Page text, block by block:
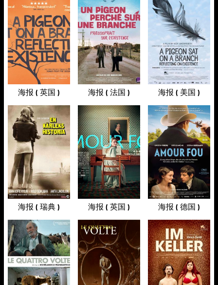
海报 ( 英国 ) 海报 ( 法国 ) 海报 ( 美国 )
海报 ( 瑞典 ) 海报 ( 英国 ) 海报 ( 德国 )